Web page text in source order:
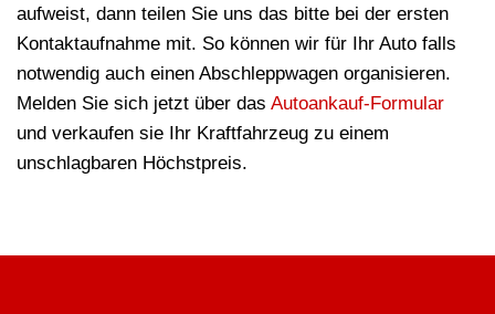
aufweist, dann teilen Sie uns das bitte bei der ersten
Kontaktaufnahme mit. So können wir für Ihr Auto falls
notwendig auch einen Abschleppwagen organisieren.
Melden Sie sich jetzt über das Autoankauf-Formular
und verkaufen sie Ihr Kraftfahrzeug zu einem
unschlagbaren Höchstpreis.